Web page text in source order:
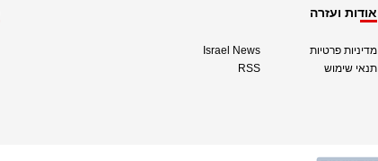
אודות ועזרה
מדיניות פרטיות
תנאי שימוש
Israel News
RSS